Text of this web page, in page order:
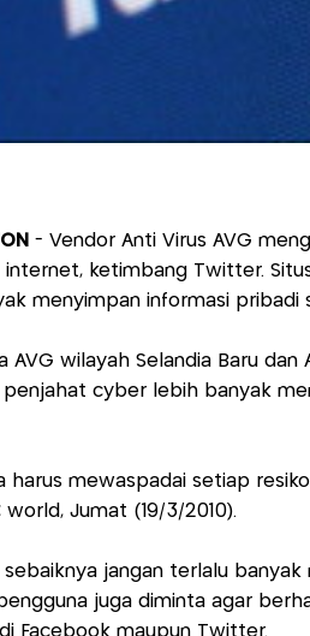
- Vendor Anti Virus AVG
internet, ketimbang Twitter.
menyimpan informasi pribadi
AVG wilayah Selandia Baru
penjahat cyber lebih banyak
harus mewaspadai setiap
world, Jumat (19/3/2010).
sebaiknya jangan terlalu
juga diminta agar
Facebook maupun Twitter.